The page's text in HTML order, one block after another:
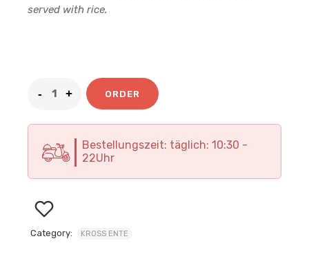
served with rice.
ORDER
Bestellungszeit: täglich: 10:30 -
22Uhr
Category: KROSS ENTE